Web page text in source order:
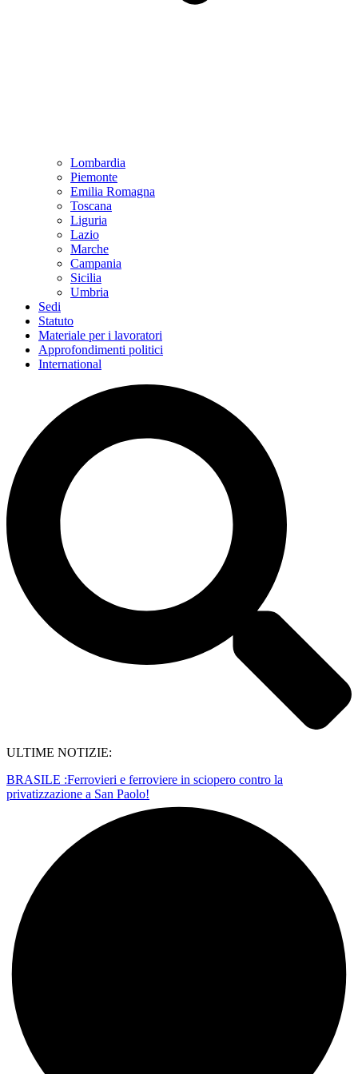
Lombardia
Piemonte
Emilia Romagna
Toscana
Liguria
Lazio
Marche
Campania
Sicilia
Umbria
Sedi
Statuto
Materiale per i lavoratori
Approfondimenti politici
International
ULTIME NOTIZIE:
BRASILE :Ferrovieri e ferroviere in sciopero contro la
privatizzazione a San Paolo!